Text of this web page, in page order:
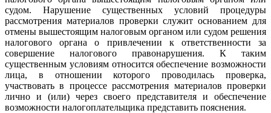
судом. Нарушение существенных условий процедуры
рассмотрения материалов проверки служит основанием для
отмены вышестоящим налоговым органом или судом решения
налогового органа о привлечении к ответственности за
совершение налогового правонарушения. К таким
существенным условиям относится обеспечение возможности
лица, в отношении которого проводилась проверка,
участвовать в процессе рассмотрения материалов проверки
лично и (или) через своего представителя и обеспечение
возможности налогоплательщика представить пояснения.